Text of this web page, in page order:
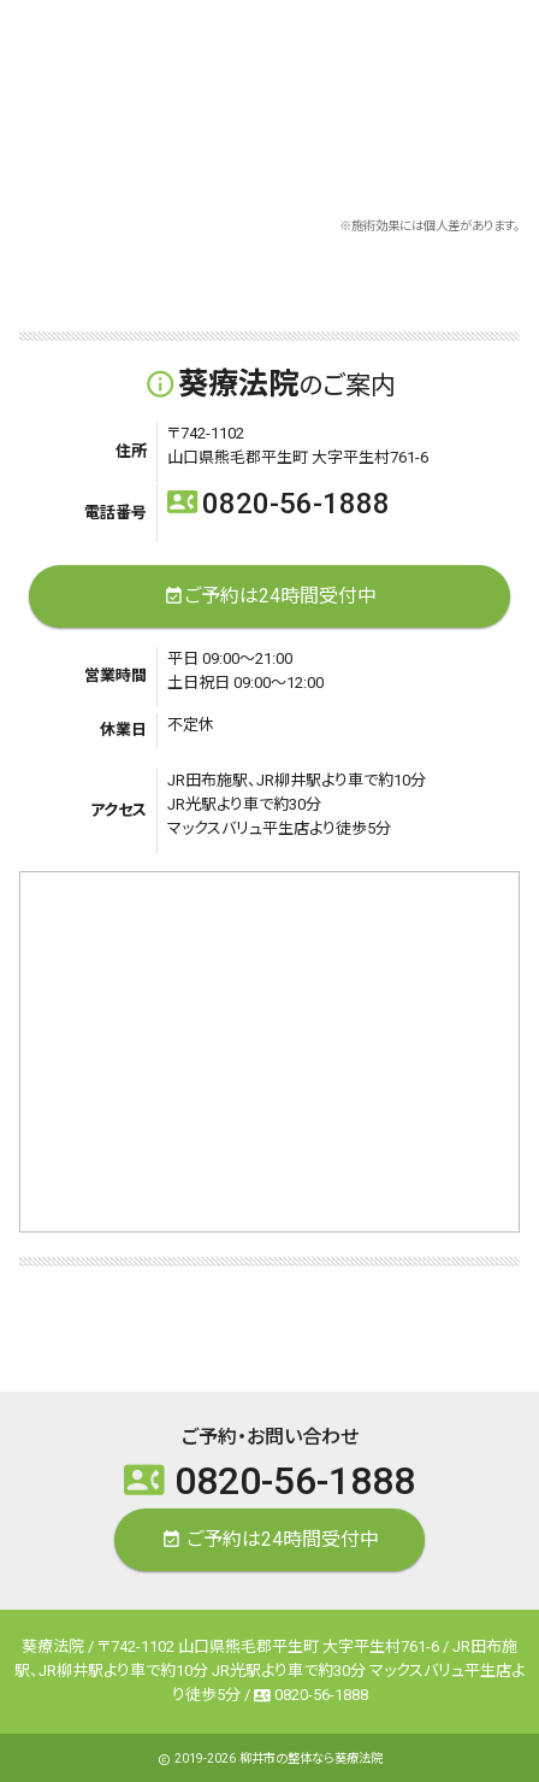
※施術効果には個人差があります。
info_outline葵療法院のご案内
住所
〒742-1102
山口県熊毛郡平生町 大字平生村761-6
電話番号 contact_phone 0820-56-1888
event_available ご予約は24時間受付中
営業時間
平日 09:00～21:00
土日祝日 09:00～12:00
休業日 不定休
アクセス
JR田布施駅、JR柳井駅より車で約10分
JR光駅より車で約30分
マックスバリュ平生店より徒歩5分
ご予約・お問い合わせ
contact_phone 0820-56-1888
event_available ご予約は24時間受付中
葵療法院 / 〒742-1102 山口県熊毛郡平生町 大字平生村761-6 / JR田布施
駅、JR柳井駅より車で約10分 JR光駅より車で約30分 マックスバリュ平生店よ
り徒歩5分 / contact_phone0820-56-1888
copyright 2019-2026 柳井市の整体なら葵療法院